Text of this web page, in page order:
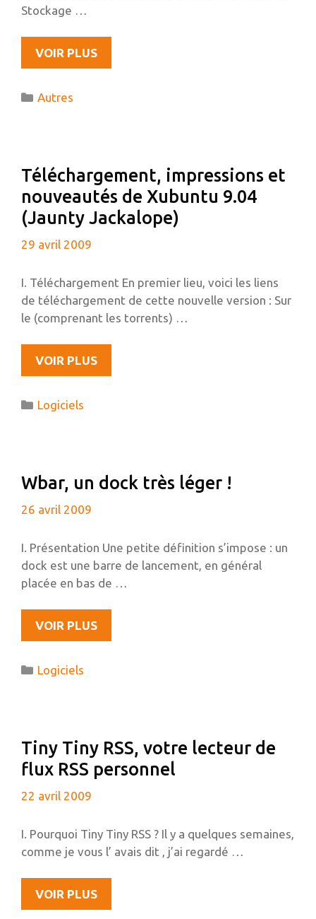
Stockage …
VOIR PLUSEXPOSÉS
LINUX
Catégories
Autres
Téléchargement, impressions et
nouveautés de Xubuntu 9.04
(Jaunty Jackalope)
29 avril 2009
I. Téléchargement En premier lieu, voici les liens
de téléchargement de cette nouvelle version : Sur
le (comprenant les torrents) …
VOIR PLUSTÉLÉCHARGEMENT,
IMPRESSIONS
(JAUNTY
Catégories
Logiciels
Wbar, un dock très léger !
26 avril 2009
I. Présentation Une petite définition s’impose : un
dock est une barre de lancement, en général
placée en bas de …
VOIR PLUSWBAR,
UN
Catégories
Logiciels
Tiny Tiny RSS, votre lecteur de
flux RSS personnel
22 avril 2009
I. Pourquoi Tiny Tiny RSS ? Il y a quelques semaines,
comme je vous l’ avais dit , j’ai regardé …
VOIR PLUSTINY
TINY